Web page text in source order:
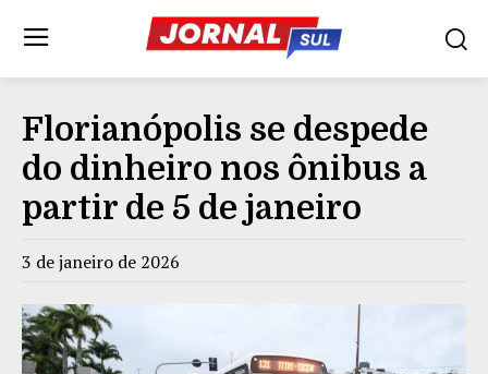
Florianópolis se despede
do dinheiro nos ônibus a
partir de 5 de janeiro
3 de janeiro de 2026